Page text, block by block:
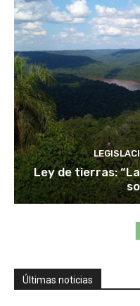
Ley de tierras:
Últimas noticias